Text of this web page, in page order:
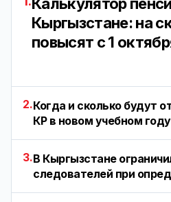
Кыргызстане: на
повысят с 1
2.Когда и сколько будут
КР в новом учебном
3.В Кыргызстане
следователей при